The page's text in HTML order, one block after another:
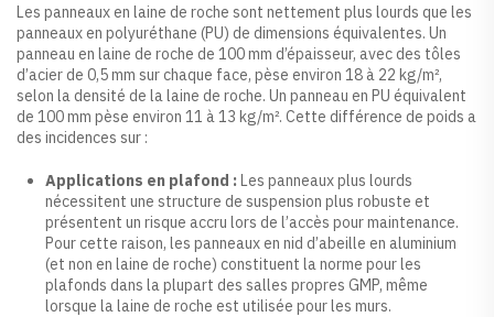
Les panneaux en laine de roche sont nettement plus lourds que les
panneaux en polyuréthane (PU) de dimensions équivalentes. Un
panneau en laine de roche de 100 mm d’épaisseur, avec des tôles
d’acier de 0,5 mm sur chaque face, pèse environ 18 à 22 kg/m²,
selon la densité de la laine de roche. Un panneau en PU équivalent
de 100 mm pèse environ 11 à 13 kg/m². Cette différence de poids a
des incidences sur :
Applications en plafond : Les panneaux plus lourds
nécessitent une structure de suspension plus robuste et
présentent un risque accru lors de l’accès pour maintenance.
Pour cette raison, les panneaux en nid d’abeille en aluminium
(et non en laine de roche) constituent la norme pour les
plafonds dans la plupart des salles propres GMP, même
lorsque la laine de roche est utilisée pour les murs.